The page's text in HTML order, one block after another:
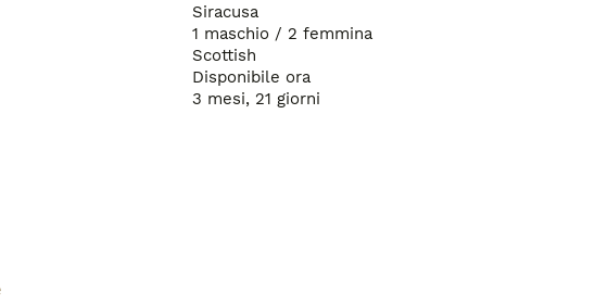
Siracusa
1 maschio / 2 femmina
Scottish
Disponibile ora
3 mesi, 21 giorni